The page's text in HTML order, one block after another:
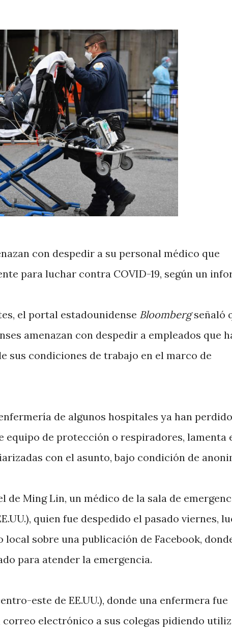
con despedir a su personal médico que
para luchar contra COVID-19, según un
el portal estadounidense Bloombergseñaló
amenazan con despedir a empleados que
sus condiciones de trabajo en el marco de
de algunos hospitales ya han
equipo de protección o respiradores, lamenta
con el asunto, bajo condición de
de Ming Lin, un médico de la sala de
quien fue despedido el pasado viernes,
sobre una publicación de Facebook,
para atender la emergencia.
este de EE.UU.), donde una enfermera fue
correo electrónico a sus colegas pidiendo